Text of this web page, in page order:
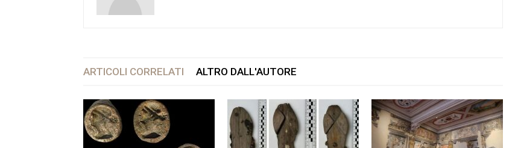
ARTICOLI CORRELATI ALTRO DALL'AUTORE